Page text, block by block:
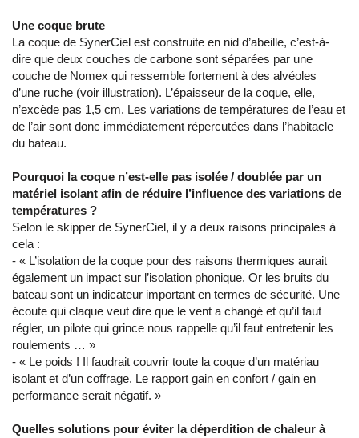
Une coque brute
La coque de SynerCiel est construite en nid d’abeille, c’est-à-
dire que deux couches de carbone sont séparées par une
couche de Nomex qui ressemble fortement à des alvéoles
d’une ruche (voir illustration). L’épaisseur de la coque, elle,
n’excède pas 1,5 cm. Les variations de températures de l’eau et
de l’air sont donc immédiatement répercutées dans l’habitacle
du bateau.
Pourquoi la coque n’est-elle pas isolée / doublée par un
matériel isolant afin de réduire l’influence des variations de
températures ?
Selon le skipper de SynerCiel, il y a deux raisons principales à
cela :
- « L’isolation de la coque pour des raisons thermiques aurait
également un impact sur l’isolation phonique. Or les bruits du
bateau sont un indicateur important en termes de sécurité. Une
écoute qui claque veut dire que le vent a changé et qu’il faut
régler, un pilote qui grince nous rappelle qu’il faut entretenir les
roulements … »
- « Le poids ! Il faudrait couvrir toute la coque d’un matériau
isolant et d’un coffrage. Le rapport gain en confort / gain en
performance serait négatif. »
Quelles solutions pour éviter la déperdition de chaleur à